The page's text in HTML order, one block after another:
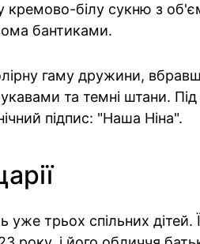
кремово-білу сукню з
бантиками.
гаму дружини,
та темні штани.
підпис: "Наша Ніна".
уже трьох спільних дітей.